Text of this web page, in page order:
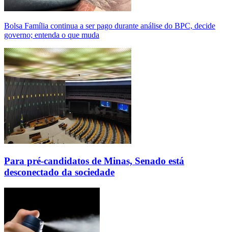
Bolsa Família continua a ser pago durante análise do BPC, decide
governo; entenda o que muda
Para pré-candidatos de Minas, Senado está
desconectado da sociedade